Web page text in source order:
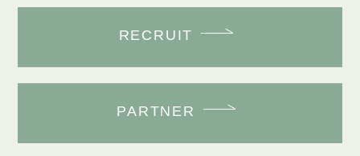
RECRUIT
PARTNER